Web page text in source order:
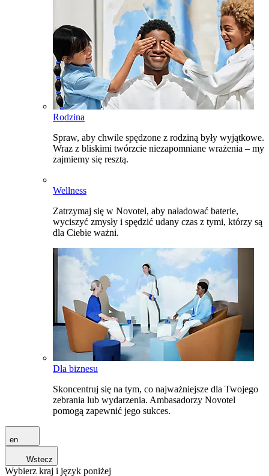
Rodzina
Spraw, aby chwile spędzone z rodziną były wyjątkowe.
Wraz z bliskimi twórzcie niezapomniane wrażenia – my
zajmiemy się resztą.
Wellness
Zatrzymaj się w Novotel, aby naładować baterie,
wyciszyć zmysły i spędzić udany czas z tymi, którzy są
dla Ciebie ważni.
Dla biznesu
Skoncentruj się na tym, co najważniejsze dla Twojego
zebrania lub wydarzenia. Ambasadorzy Novotel
pomogą zapewnić jego sukces.
en
Wstecz
Wybierz kraj i język poniżej